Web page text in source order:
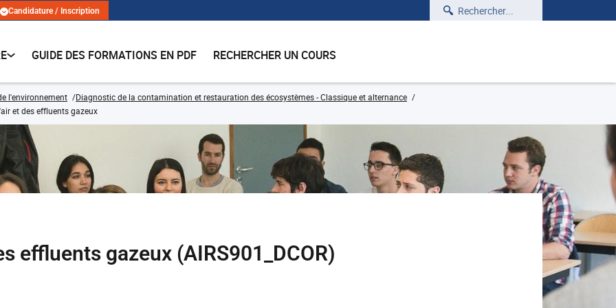
Candidature / Inscription Rechercher
GUIDE DES FORMATIONS EN PDF RECHERCHER UN COURS
l'environnement
Diagnostic de la contamination et restauration des écosystèmes - Classique et alternance
et des effluents gazeux
effluents gazeux (AIRS901_DCOR)